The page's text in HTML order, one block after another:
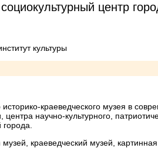
центр
культуры
краеведческого музея в
центра научно-культурного,
краеведческий музей,